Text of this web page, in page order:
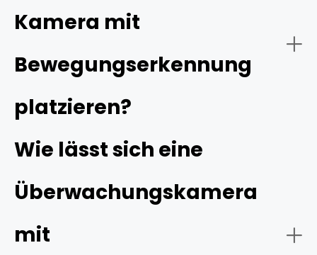
Tracking-Funktion:
Kamera mit
Bewegungserkennung
platzieren?
Wie lässt sich eine
Überwachungskamera
mit